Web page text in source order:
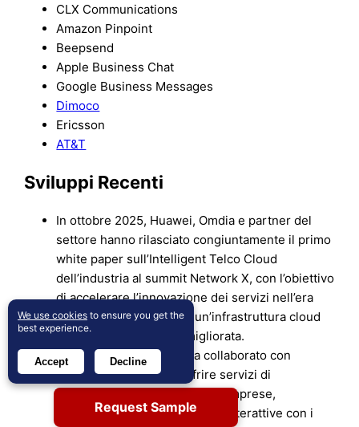
CLX Communications
Amazon Pinpoint
Beepsend
Apple Business Chat
Google Business Messages
Dimoco
Ericsson
AT&T
Sviluppi Recenti
In ottobre 2025, Huawei, Omdia e partner del
settore hanno rilasciato congiuntamente il primo
white paper sull’Intelligent Telco Cloud
dell’industria al summit Network X, con l’obiettivo
di accelerare l’innovazione dei servizi nell’era
dell’AI mobile attraverso un’infrastruttura cloud
per telecomunicazioni migliorata.
In ottobre 2025, Twilio ha collaborato con
Vodafone Spagna per offrire servizi di
messaggistica RCS sicuri alle imprese,
migliorando le comunicazioni interattive con i
Request Sample
We use cookies to ensure you get the
best experience.
Accept Decline